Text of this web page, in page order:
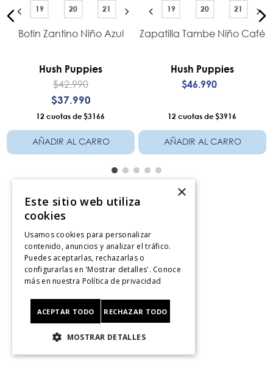
19 20 21
Botin Zantino Niño Azul
Hush Puppies
$42.990
$37.990
12 $3166
AÑADIR AL CARRO
19 20 21
Zapatilla Tambe Niño Café
Hush Puppies
$46.990
12 $3916
AÑADIR AL CARRO
Servicio al consumidor
Centro De Ayuda
¿Dónde Viene Mi Compra?
Sigue tu compra
Ver Boleta / Ticket de cambo
Retiro En Tienda
Giftcard
CyberMonday
×
Este sitio web utiliza
cookies
Usamos cookies para personalizar
contenido, anuncios y analizar el tráfico.
Puedes aceptarlas, rechazarlas o
configurarlas en 'Mostrar detalles'. Conoce
más en nuestra Política de privacidad
ACEPTAR TODO RECHAZAR TODO
MOSTRAR DETALLES